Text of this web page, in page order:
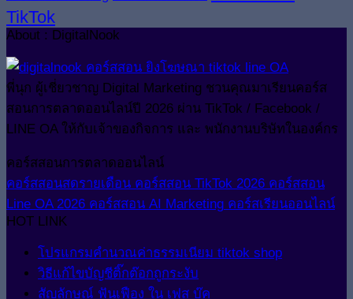
TikTok
About : DigitalNook
พี่นุก ผู้เชี่ยวชาญ Digital Marketing ชวนคุณมาเรียนคอร์ส
สอนการตลาดออนไลน์ปี 2026 ผ่าน TikTok / Facebook /
LINE OA ให้กับเจ้าของกิจการ และ พนักงานบริษัทในองค์กร
คอร์สสอนการตลาดออนไลน์
คอร์สสอนสดรายเดือน คอร์สสอน TikTok 2026 คอร์สสอน
Line OA 2026 คอร์สสอน AI Marketing คอร์สเรียนออนไลน์
HOT LINK
โปรแกรมคำนวณค่าธรรมเนียม tiktok shop
วิธีแก้ไขบัญชีติ๊กต๊อกถูกระงับ
สัญลักษณ์ ฟันเฟือง ใน เฟส บุ๊ค